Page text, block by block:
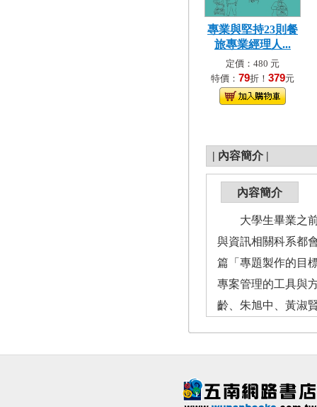
專業與堅持23則餐
旅專業經理人...
定價：480 元
特價： 79折！ 379元
| 內容簡介 |
內容簡介
大學生畢業之前
與資訊相關科系都
篇「專題製作的目
專案管理的工具與
齡、朱旭中、黃淑